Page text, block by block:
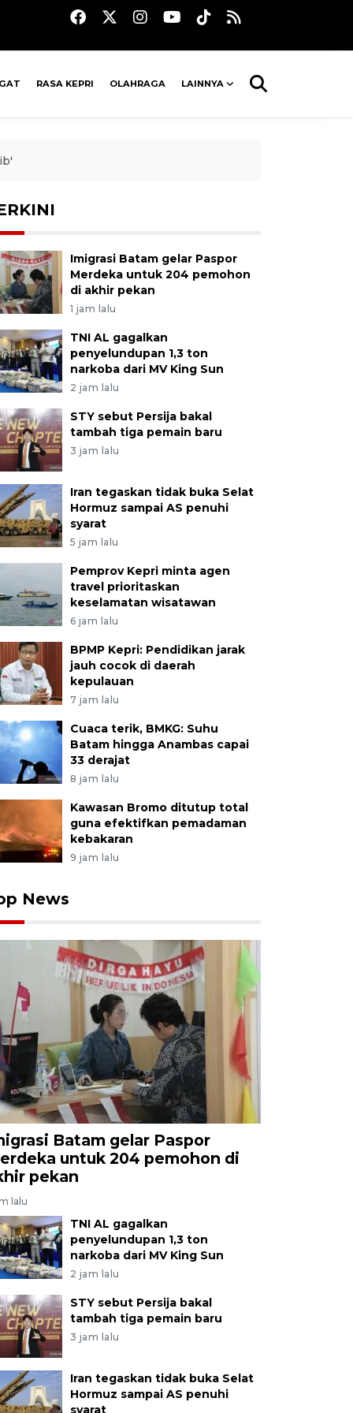
RASA KEPRI OLAHRAGA LAINNYA
Imigrasi Batam gelar Paspor
Merdeka untuk 204 pemohon
di akhir pekan
1 jam lalu
TNI AL gagalkan
penyelundupan 1,3 ton
narkoba dari MV King Sun
2 jam lalu
STY sebut Persija bakal
tambah tiga pemain baru
3 jam lalu
Iran tegaskan tidak buka Selat
Hormuz sampai AS penuhi
syarat
5 jam lalu
Pemprov Kepri minta agen
travel prioritaskan
keselamatan wisatawan
6 jam lalu
BPMP Kepri: Pendidikan jarak
jauh cocok di daerah
kepulauan
7 jam lalu
Cuaca terik, BMKG: Suhu
Batam hingga Anambas capai
33 derajat
8 jam lalu
Kawasan Bromo ditutup total
guna efektifkan pemadaman
kebakaran
9 jam lalu
News
Batam gelar Paspor
untuk 204 pemohon di
pekan
lalu
TNI AL gagalkan
penyelundupan 1,3 ton
narkoba dari MV King Sun
2 jam lalu
STY sebut Persija bakal
tambah tiga pemain baru
3 jam lalu
Iran tegaskan tidak buka Selat
Hormuz sampai AS penuhi
syarat